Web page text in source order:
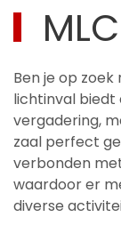
Ben je op
lichtinval biedt
vergadering,
zaal perfect
verbonden
waardoor er
diverse